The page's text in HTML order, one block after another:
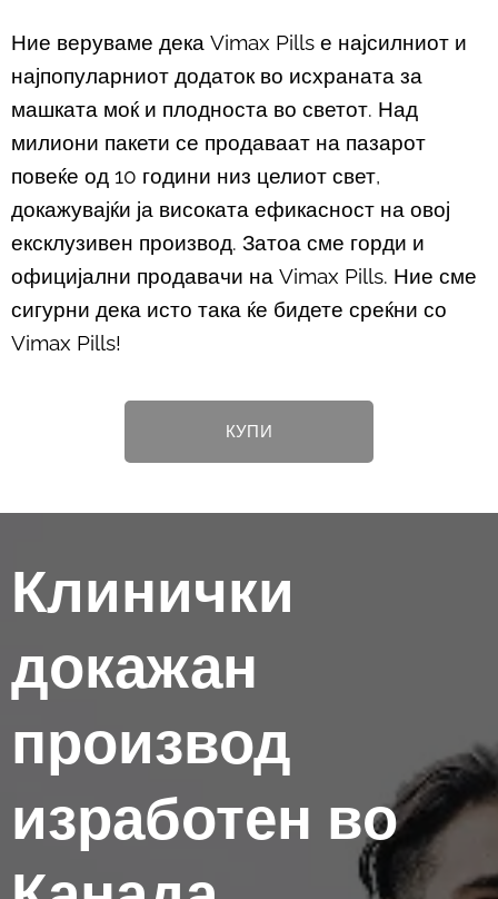
Ние веруваме дека Vimax Pills е најсилниот и
најпопуларниот додаток во исхраната за
машката моќ и плодноста во светот. Над
милиони пакети се продаваат на пазарот
повеќе од 10 години низ целиот свет,
докажувајќи ја високата ефикасност на овој
ексклузивен производ. Затоа сме горди и
официјални продавачи на Vimax Pills. Ние сме
сигурни дека исто така ќе бидете среќни со
Vimax Pills!
КУПИ
Клинички
докажан
производ
изработен во